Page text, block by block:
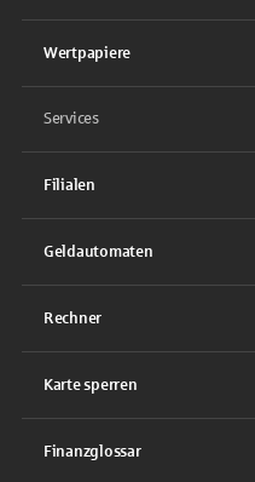
Wertpapiere
Services
Filialen
Geldautomaten
Rechner
Karte sperren
Finanzglossar